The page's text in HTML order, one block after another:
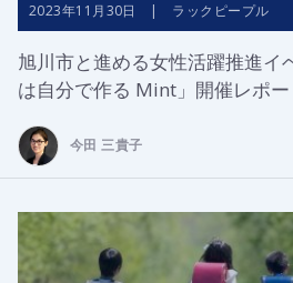
2023年11月30日 | ラックピープル
旭川市と進める女性活躍推進イ
は自分で作る Mint」開催レポー
今田 三貴子